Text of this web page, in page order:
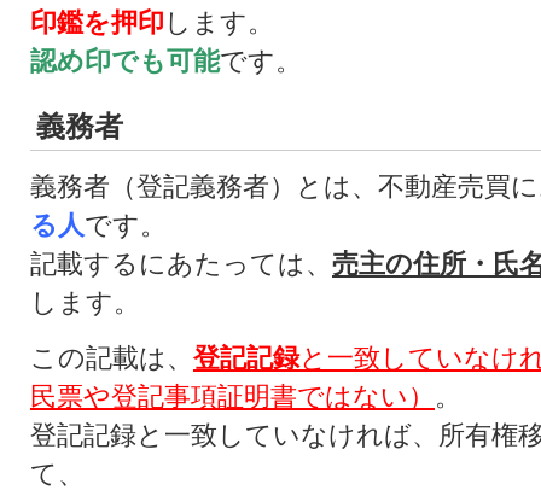
印鑑を押印 します。
認め印でも可能です。
義務者
義務者（登記義務者）とは、不動産売買
る人です。
記載するにあたっては、 売主の住所・氏
します。
この記載は、 登記記録と一致していなけ
民票や登記事項証明書ではない） 。
登記記録と一致していなければ、所有権
て、